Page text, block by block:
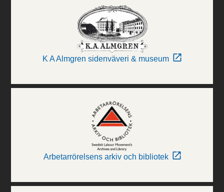
K A Almgren sidenväveri & museum
Arbetarrörelsens arkiv och bibliotek